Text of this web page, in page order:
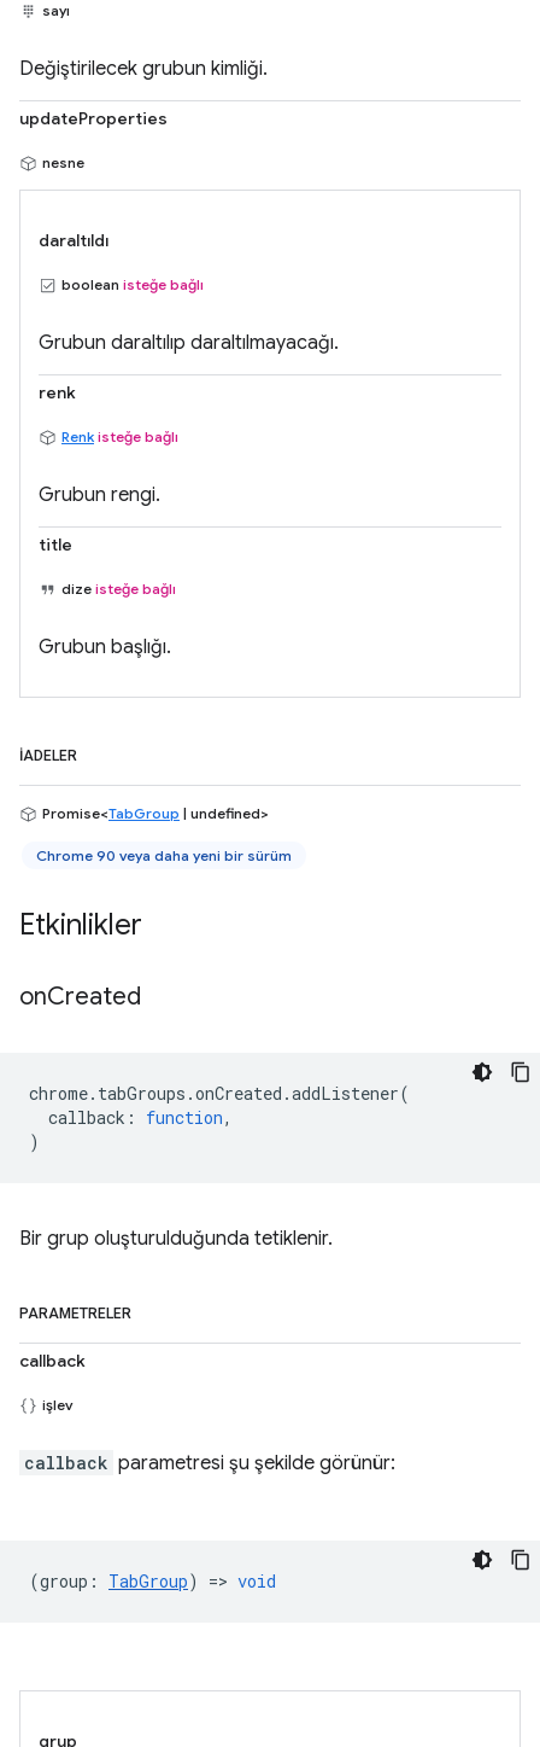
sayı
Değiştirilecek grubun kimliği.
updateProperties
nesne
daraltıldı
boolean isteğe bağlı
Grubun daraltılıp daraltılmayacağı.
renk
Renk isteğe bağlı
Grubun rengi.
title
dize isteğe bağlı
Grubun başlığı.
İADELER
Promise<TabGroup | undefined>
Chrome 90 veya daha yeni bir sürüm
Etkinlikler
onCreated
chrome. tabGroups .onCreated .addListener(
callback : function,
)
Bir grup oluşturulduğunda tetiklenir.
PARAMETRELER
callback
işlev
callback parametresi şu şekilde görünür:
(group : TabGroup) => void
grup